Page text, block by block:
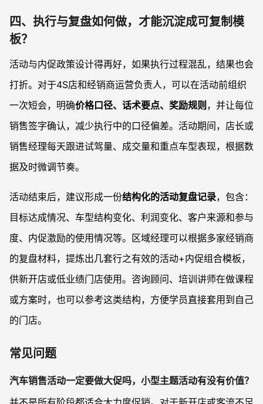
四、执行与复盘如何做，才能沉淀成可复制模
板？
活动与内促政策设计得再好，如果执行过程混乱，结果也会
打折。对于4S店和经销商运营负责人，可以在活动前组织
一次短会，明确价格口径、话术要点、奖励规则 ，并让每位
销售签字确认，减少执行中的口径偏差。活动期间，店长或
销售经理每天跟进试驾量、成交量和重点车型表现，根据数
据及时微调节奏。
活动结束后，建议形成一份结构化的活动复盘记录，包含：
目标达成情况、车型结构变化、利润变化、客户来源和参与
度、内促激励的使用情况等。区域经理可以根据多家经销商
的复盘材料，提炼出几套行之有效的活动+内促组合模板，
供新开店或低业绩门店使用。咨询顾问、培训讲师在做课程
或方案时，也可以参考这类结构，方便学员直接套用到自己
的门店。
常见问题
汽车销售活动一定要做大促吗，小型主题活动有没有价值？